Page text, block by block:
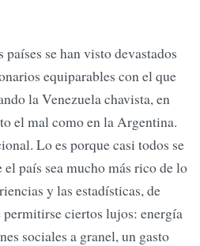
se han visto devastados
equiparables con el que
la Venezuela chavista, en
el mal como en la Argentina.
Lo es porque casi todos se
país sea mucho más rico de lo
y las estadísticas, de
permitirse ciertos lujos: energía
sociales a granel, un gasto